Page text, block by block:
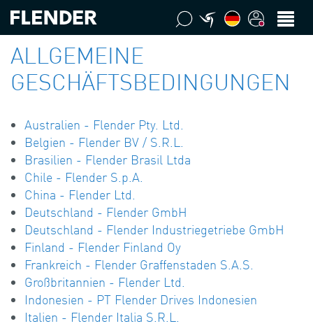
ALLGEMEINE
GESCHÄFTSBEDINGUNGEN
Australien - Flender Pty. Ltd.
Belgien - Flender BV / S.R.L.
Brasilien - Flender Brasil Ltda
Chile - Flender S.p.A.
China - Flender Ltd.
Deutschland - Flender GmbH
Deutschland - Flender Industriegetriebe GmbH
Finland - Flender Finland Oy
Frankreich - Flender Graffenstaden S.A.S.
Großbritannien - Flender Ltd.
Indonesien - PT Flender Drives Indonesien
Italien - Flender Italia S.R.L.